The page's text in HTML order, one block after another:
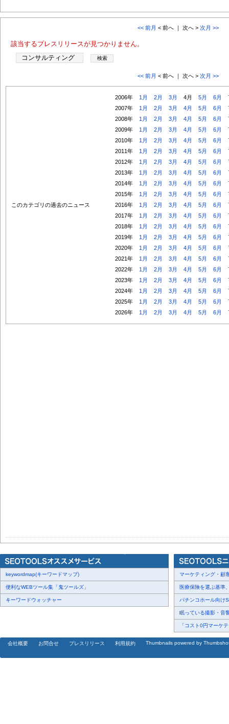
<< 前月 < 前へ ｜ 次へ > 次月 >>
該当するプレスリリースが見つかりません。
<< 前月 < 前へ ｜ 次へ > 次月 >>
このカテゴリの過去のニュース
2006年 1月 2月 3月 4月 5月 6月
2007年
1月 2月 3月 4月 5月 6月
2008年
1月 2月 3月 4月 5月 6月
2009年
1月 2月 3月 4月 5月 6月
2010年
1月 2月 3月 4月 5月 6月
2011年
1月 2月 3月 4月 5月 6月
2012年
1月 2月 3月 4月 5月 6月
2013年
1月 2月 3月 4月 5月 6月
2014年
1月 2月 3月 4月 5月 6月
2015年
1月 2月 3月 4月 5月 6月
2016年
1月 2月 3月 4月 5月 6月
2017年
1月 2月 3月 4月 5月 6月
2018年
1月 2月 3月 4月 5月 6月
2019年
1月 2月 3月 4月 5月 6月
2020年
1月 2月 3月 4月 5月 6月
2021年
1月 2月 3月 4月 5月 6月
2022年
1月 2月 3月 4月 5月 6月
2023年
1月 2月 3月 4月 5月 6月
2024年
1月 2月 3月 4月 5月 6月
2025年
1月 2月 3月 4月 5月 6月
2026年
1月 2月 3月 4月 5月 6月
keywordmap(キーワードマップ)
便利なWEBツール集「鬼ツールズ」
キーワードウォッチャー
マーケティング・顧
医療保険を選ぶ基準
パチンコホール向け
眠っている撮影・音
「コスト0円マーケ
会社概要 お問合せ プレスリリース 利用規約 Thumbnails powered by